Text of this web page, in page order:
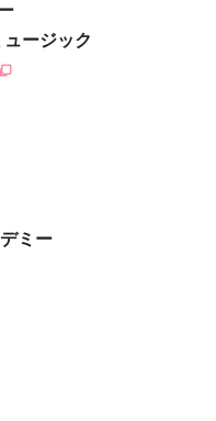
ージック
ミー